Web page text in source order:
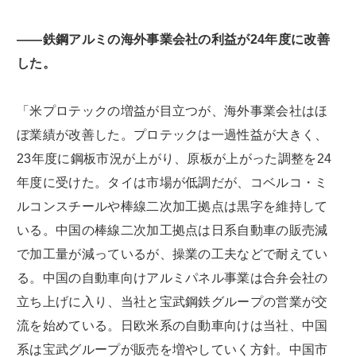
――鉄鋼アルミの海外事業会社の利益が24年度に改善
した。
「米プロテックの増益が目立つが、海外事業会社はほ
ぼ業績が改善した。プロテックは一過性益が大きく、
23年度に鋼板市況が上がり、原板が上がった調整を24
年度に受けた。タイは市場が低調だが、コベルコ・ミ
ルコンスチールや棒線二次加工拠点は黒字を維持して
いる。中国の棒線二次加工拠点は日系自動車の販売減
で加工量が減っているが、操業の工夫などで耐えてい
る。中国の自動車向けアルミパネル事業は合弁会社の
立ち上げに入り、当社と宝武鋼鉄グループの営業が交
流を始めている。日欧米系の自動車向けは当社、中国
系は宝武グループが販売を増やしていく方針。中国市